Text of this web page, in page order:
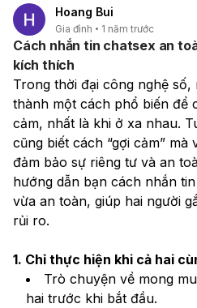
Hoang Bui
Gia đình 1 năm trước
Cách nhắn tin chatsex an
kích thích
Trong thời đại công nghệ
thành một cách phổ biến để
cảm, nhất là khi ở xa nhau.
cũng biết cách “gợi cảm”
đảm bảo sự riêng tư và an
hướng dẫn bạn cách nhắn
vừa an toàn, giúp hai người
rủi ro.
1. Chỉ thực hiện khi cả hai
Trò chuyện về mong
hai trước khi bắt đầu.